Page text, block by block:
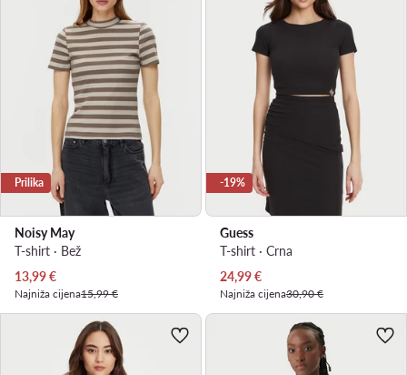
Prilika
Noisy May
T-shirt · Bež
Trenutna cijena
13,99€
Najniža cijena15,99 €
-19%
Guess
T-shirt · Crna
Trenutna cijena
24,99€
Najniža cijena30,90 €